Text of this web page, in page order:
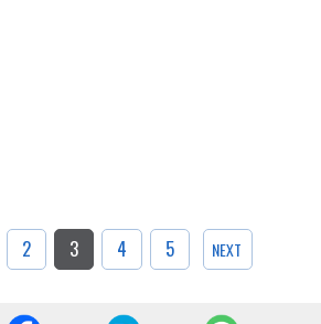
2 3 4 5 NEXT